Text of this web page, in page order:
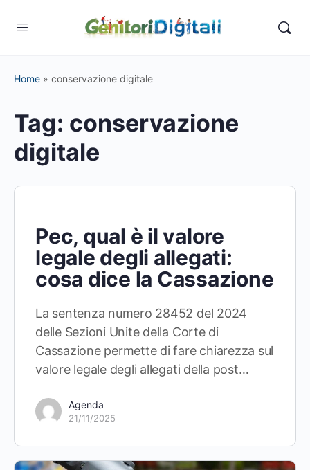
Home » conservazione digitale
Tag: conservazione
digitale
Pec, qual è il valore
legale degli allegati:
cosa dice la Cassazione
La sentenza numero 28452 del 2024
delle Sezioni Unite della Corte di
Cassazione permette di fare chiarezza sul
valore legale degli allegati della post…
Agenda
21/11/2025